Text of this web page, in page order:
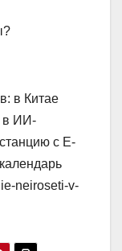
в Китае
в ИИ-
с E-
neiroseti-v-